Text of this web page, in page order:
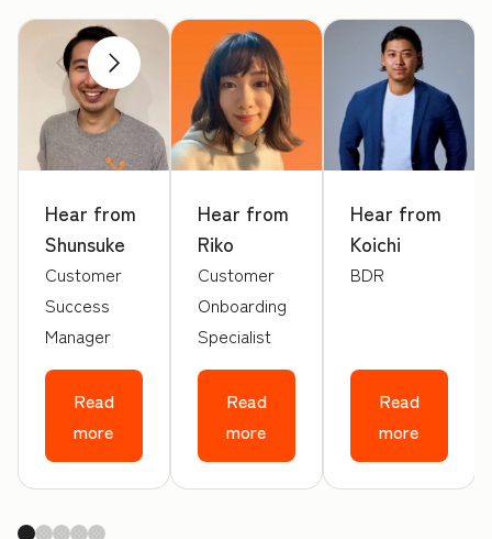
前へ 次へ
Hear from
Shunsuke
Customer
Success
Manager
Read
more
Hear from
Riko
Customer
Onboarding
Specialist
Read
more
Hear from
Koichi
BDR
Read
more